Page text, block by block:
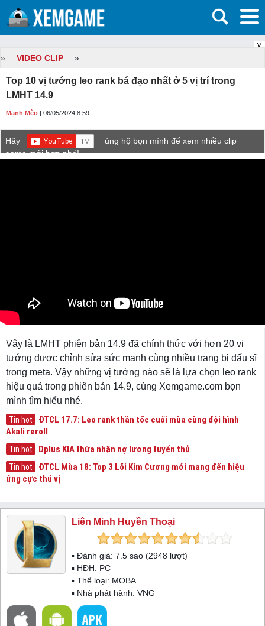
X
» VIDEO CLIP »
Top 10 vị tướng leo rank bá đạo nhất ở 5 vị trí trong
LMHT 14.9
Mạnh Mèo | 06/05/2024 8:59
Hãy
ủng hộ bọn mình để xem nhiều clip
game mới hơn nhé!
Vậy là LMHT phiên bản 14.9 đã chính thức với hơn 20 vị
tướng được chỉnh sửa sức mạnh cùng nhiều trang bị đấu sĩ
trong meta. Vậy những vị tướng nào sẽ là lựa chọn leo rank
hiệu quả trong phiên bản 14.9, cùng Xemgame.com bọn
mình tìm hiểu nhé.
Tin hot
ĐTCL 17.7: Leo rank thần tốc cuối mùa cùng đội hình
Akali reroll
Tin hot Dplus KIA thừa nhận nợ lương tuyển thủ
Tin hot
ĐTCL Mùa 18: Top 3 Lõi Kim Cương mới mang đến hiệu
ứng cực thú vị
Liên Minh Huyền Thoại
▪ Đánh giá: 7.5 sao (2948 lượt)
▪ HĐH: PC
▪ Thể loại: MOBA
▪ Nhà phát hành: VNG